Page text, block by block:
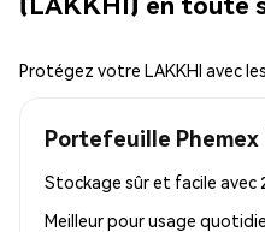
Protégez votre LAKKHI avec
Portefeuille
Stockage sûr et facile avec
Meilleur pourusage